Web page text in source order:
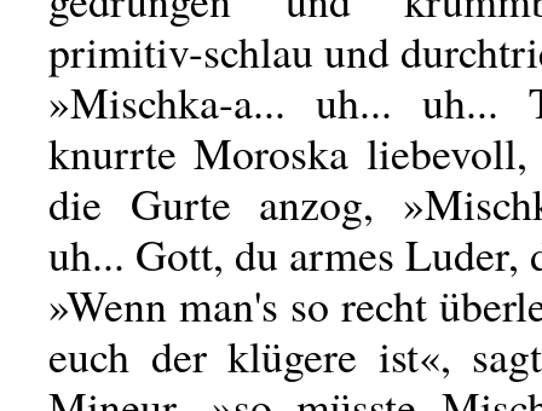
primitiv-schlau und
»Mischka-a... uh... uh...
knurrte Moroska liebevoll,
die Gurte anzog,
uh... Gott, du armes Luder,
»Wenn man's so recht
euch der klügere ist«,